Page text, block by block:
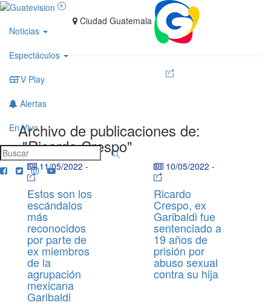
Noticias
Espectáculos
GTV Play
Alertas
En Vivo
Ciudad Guatemala
Archivo de publicaciones de:
"Ricardo Crespo"
11/05/2022 -
Estos son los
escándalos
más
reconocidos
por parte de
ex miembros
de la
agrupación
mexicana
Garibaldi
10/05/2022 -
Ricardo
Crespo, ex
Garibaldi fue
sentenciado a
19 años de
prisión por
abuso sexual
contra su hija